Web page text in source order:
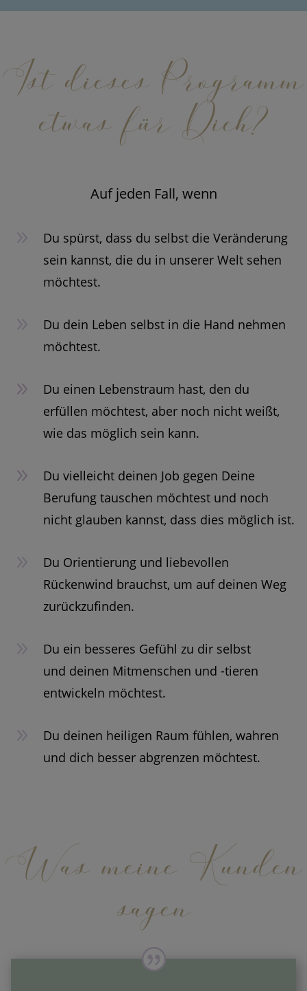
Ist dieses Programm
etwas für Dich?
Auf jeden Fall, wenn
9
Du spürst, dass du selbst die Veränderung
sein kannst, die du in unserer Welt sehen
möchtest.
9
Du dein Leben selbst in die Hand nehmen
möchtest.
9
Du einen Lebenstraum hast, den du
erfüllen möchtest, aber noch nicht weißt,
wie das möglich sein kann.
9
Du vielleicht deinen Job gegen Deine
Berufung tauschen möchtest und noch
nicht glauben kannst, dass dies möglich ist.
9
Du Orientierung und liebevollen
Rückenwind brauchst, um auf deinen Weg
zurückzufinden.
9
Du ein besseres Gefühl zu dir selbst
und deinen Mitmenschen und -tieren
entwickeln möchtest.
9
Du deinen heiligen Raum fühlen, wahren
und dich besser abgrenzen möchtest.
Was meine Kunden
sagen